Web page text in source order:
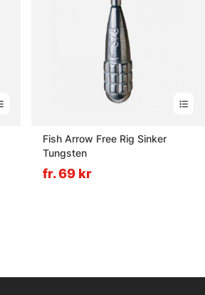
Fish Arrow Free Rig Sinker
Tungsten
fr. 69 kr